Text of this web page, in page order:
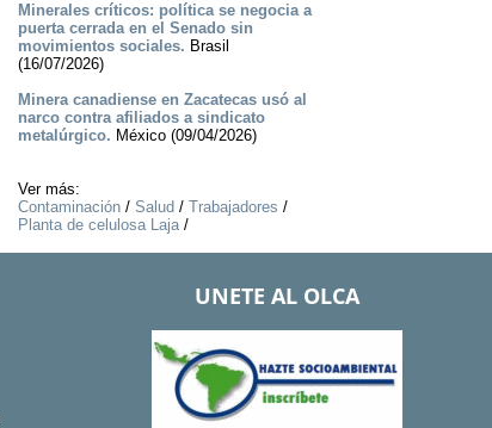
Minerales críticos: política se negocia a
puerta cerrada en el Senado sin
movimientos sociales. Brasil
(16/07/2026)
Minera canadiense en Zacatecas usó al
narco contra afiliados a sindicato
metalúrgico. México (09/04/2026)
Ver más:
Contaminación/ Salud / Trabajadores /
Planta de celulosa Laja/
UNETE AL OLCA